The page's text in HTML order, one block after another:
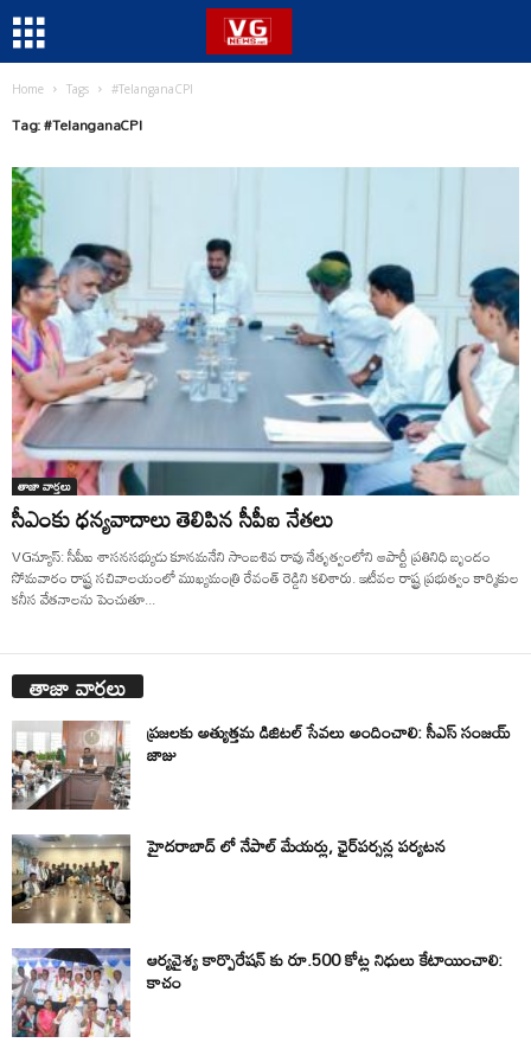
Home Tags #TelanganaCPI
Tag: #TelanganaCPI
తాజా వార్తలు
సీఎంకు ధన్యవాదాలు తెలిపిన సీపీఐ నేతలు
VGన్యూస్: సీపీఐ శాసనసభ్యుడు కూనమనేని సాంబశివ రావు నేతృత్వంలోని ఆపార్టీ ప్రతినిధి బృందం
సోమవారం రాష్ట్ర సచివాలయంలో ముఖ్యమంత్రి రేవంత్ రెడ్డిని కలిశారు. ఇటీవల రాష్ట్ర ప్రభుత్వం కార్మికుల
కనీస వేతనాలను పెంచుతూ...
తాజా వార్తలు
ప్రజలకు అత్యుత్తమ డిజిటల్ సేవలు అందించాలి: సీఎస్ సంజయ్
జాజు
హైదరాబాద్ లో నేపాల్ మేయర్లు, ఛైర్‌పర్సన్ల పర్యటన
ఆర్యవైశ్య కార్పొరేషన్ కు రూ.500 కోట్ల నిధులు కేటాయించాలి:
కాచం